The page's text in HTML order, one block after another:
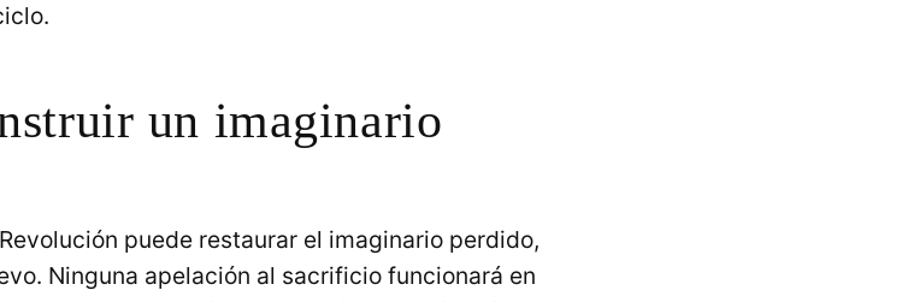
un imaginario
puede restaurar el imaginario perdido,
Ninguna apelación al sacrificio funcionará en